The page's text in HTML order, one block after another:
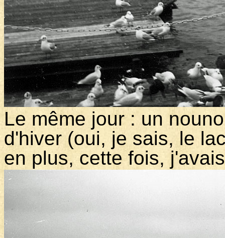
Le même jour : un
d'hiver (oui, je sais, le
en plus, cette fois,